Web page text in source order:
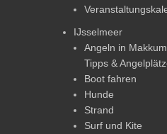
IJsselmeer
Angeln in
Tipps &
Boot fahren
Hunde
Strand
Surf und Kite